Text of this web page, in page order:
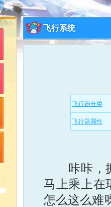
飞行系统
飞行器分类
飞行器属性
咔咔，拥
马上乘上在
怎么这么难